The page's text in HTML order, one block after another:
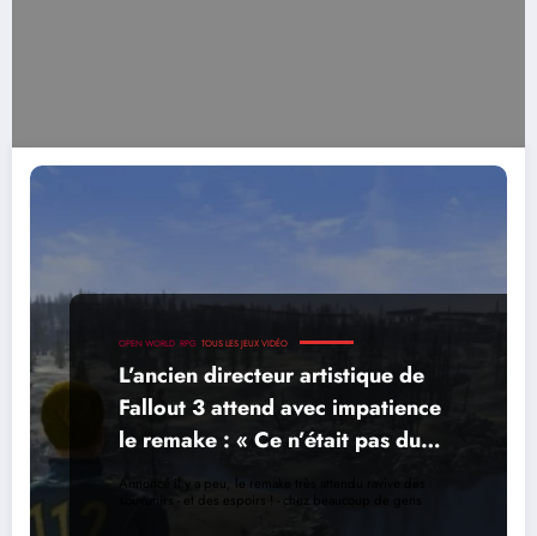
OPEN WORLD RPG TOUS LES JEUX VIDÉO
L’ancien directeur artistique de
Fallout 3 attend avec impatience
le remake : « Ce n’était pas du
tout le jeu que nous voulions
créer »
Annoncé il y a peu, le remake très attendu ravive des
souvenirs - et des espoirs ! - chez beaucoup de gens